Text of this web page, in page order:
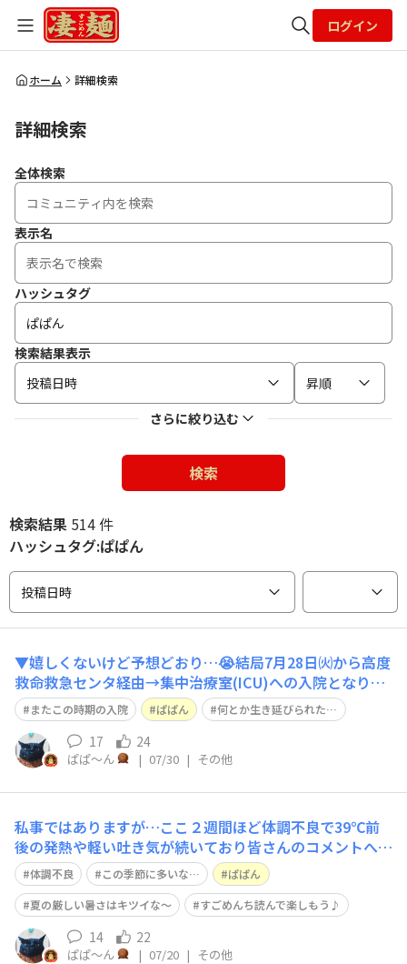
全体検索
ログイン
ホーム 詳細検索
詳細検索
全体検索
表示名
ハッシュタグ
検索結果表示
投稿日時
昇順
さらに絞り込む
検索
検索結果 514 件
ハッシュタグ:ぱぱん
投稿日時
▼嬉しくないけど予想どおり…😭結局7月28日㈫から高度
救命救急センタ経由→集中治療室(ICU)への入院となりま
した。なかなかスマホも使えない状況が続いているので退
院しましたらまた「すごめんち」に遊びに行きたいと思い
ます😊それまで皆さんお元気で♪暫くさようなら〜👋
またこの時期の入院 ぱぱん 何とか生き延びられた…
17 24
ぱぱ〜ん | 07/30 | その他
私事ではありますが…ここ２週間ほど体調不良で39℃前
後の発熱や軽い吐き気が続いており皆さんのコメントへの
返信が遅れており申し訳ありません🙇何が辛いって…全く
食欲がなく凄麺も食べる気になれず、全身の怠さと節々の
痛み、頭痛等々でこの２週間で５kgほど体重が減りまし
た。まあ体重はぽっちゃり気味の余分なお腹
体調不良 この季節に多いな…
ぱぱん
夏の厳しい暑さはキツイな〜
すごめんち読んで楽しもう♪
14 22
ぱぱ〜ん | 07/20 | その他